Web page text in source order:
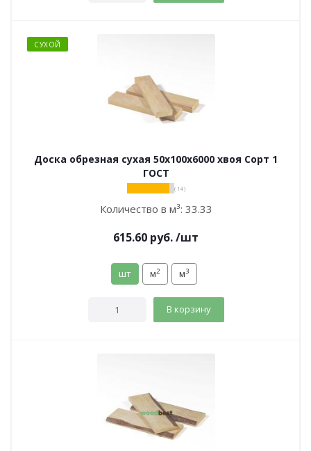
СУХОЙ
Доска обрезная сухая 50х100х6000 хвоя Сорт 1
ГОСТ
( 14 )
Количество в м³: 33.33
615.60 руб./шт
шт м2 м3
В корзину